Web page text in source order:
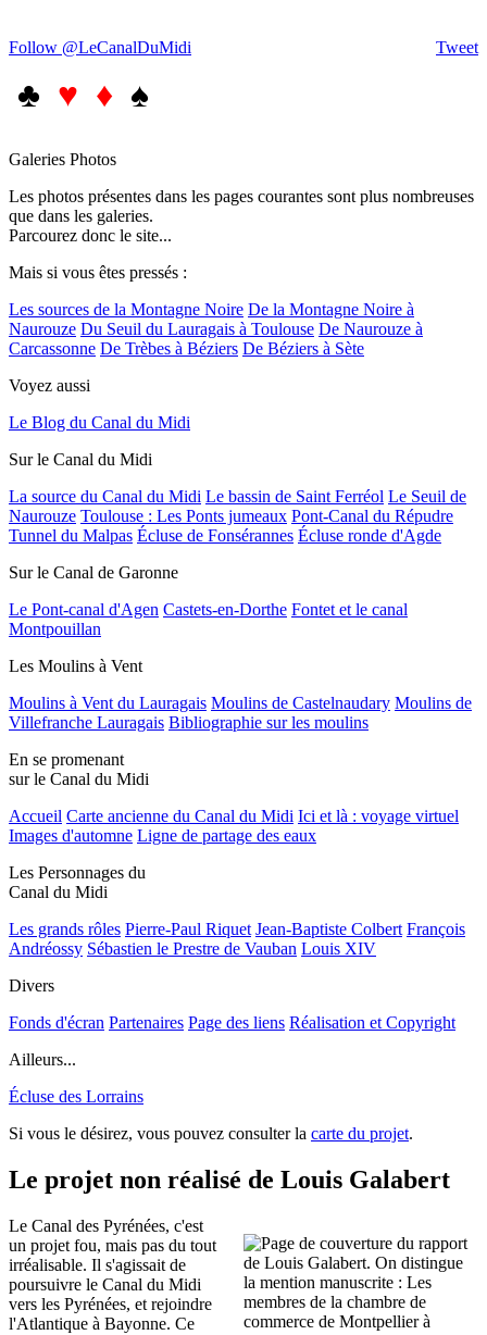
Tweet
Follow @LeCanalDuMidi
♣ ♥ ♦ ♠
Galeries Photos
Les photos présentes dans les pages courantes sont plus nombreuses
que dans les galeries.
Parcourez donc le site...
Mais si vous êtes pressés :
Les sources de la Montagne Noire De la Montagne Noire à
Naurouze Du Seuil du Lauragais à Toulouse De Naurouze à
Carcassonne De Trèbes à Béziers De Béziers à Sète
Voyez aussi
Le Blog du Canal du Midi
Sur le Canal du Midi
La source du Canal du Midi Le bassin de Saint Ferréol Le Seuil de
Naurouze Toulouse : Les Ponts jumeaux Pont-Canal du Répudre
Tunnel du Malpas Écluse de Fonsérannes Écluse ronde d'Agde
Sur le Canal de Garonne
Le Pont-canal d'Agen Castets-en-Dorthe Fontet et le canal
Montpouillan
Les Moulins à Vent
Moulins à Vent du Lauragais Moulins de Castelnaudary Moulins de
Villefranche Lauragais Bibliographie sur les moulins
En se promenant
sur le Canal du Midi
Accueil Carte ancienne du Canal du Midi Ici et là : voyage virtuel
Images d'automne Ligne de partage des eaux
Les Personnages du
Canal du Midi
Les grands rôles Pierre-Paul Riquet Jean-Baptiste Colbert François
Andréossy Sébastien le Prestre de Vauban Louis XIV
Divers
Fonds d'écran Partenaires Page des liens Réalisation et Copyright
Ailleurs...
Écluse des Lorrains
Si vous le désirez, vous pouvez consulter la carte du projet.
Le projet non réalisé de Louis Galabert
Le Canal des Pyrénées, c'est
un projet fou, mais pas du tout
irréalisable. Il s'agissait de
poursuivre le Canal du Midi
vers les Pyrénées, et rejoindre
l'Atlantique à Bayonne. Ce